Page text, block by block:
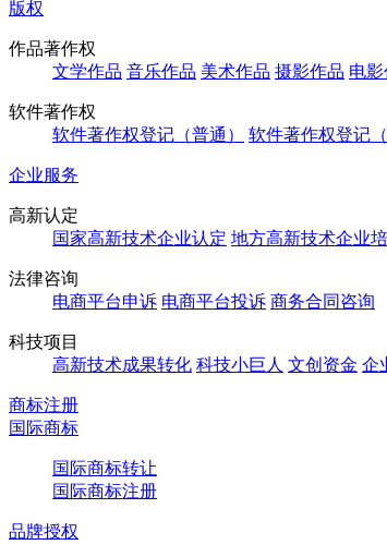
版权
作品著作权
文学作品 音乐作品 美术作品 摄影作品 电
软件著作权
软件著作权登记（普通）
软件著作权登记（
企业服务
高新认定
国家高新技术企业认定 地方高新技术企业
法律咨询
电商平台申诉 电商平台投诉 商务合同咨询
科技项目
高新技术成果转化 科技小巨人 文创资金 企
商标注册
国际商标
国际商标转让
国际商标注册
品牌授权